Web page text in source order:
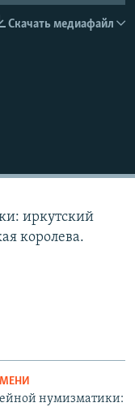
Скачать медиафайл
иркутский
королева.
нумизматики: